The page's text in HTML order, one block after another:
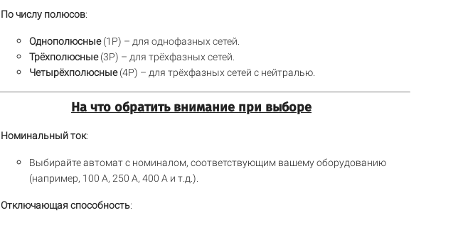
По числу полюсов:
Однополюсные(1P) – для однофазных сетей.
Трёхполюсные(3P) – для трёхфазных сетей.
Четырёхполюсные(4P) – для трёхфазных сетей с нейтралью.
На что обратить внимание при выборе
Номинальный ток:
Выбирайте автомат с номиналом, соответствующим вашему оборудованию
(например, 100 А, 250 А, 400 А и т.д.).
Отключающая способность: